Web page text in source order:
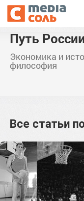
Путь
Экономика и
философия
Все статьи